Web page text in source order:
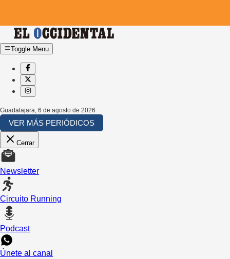
Toggle Menu
Guadalajara, 6 de agosto de 2026
VER MÁS PERIÓDICOS
Cerrar
Newsletter
Circuito Running
Podcast
Únete al canal